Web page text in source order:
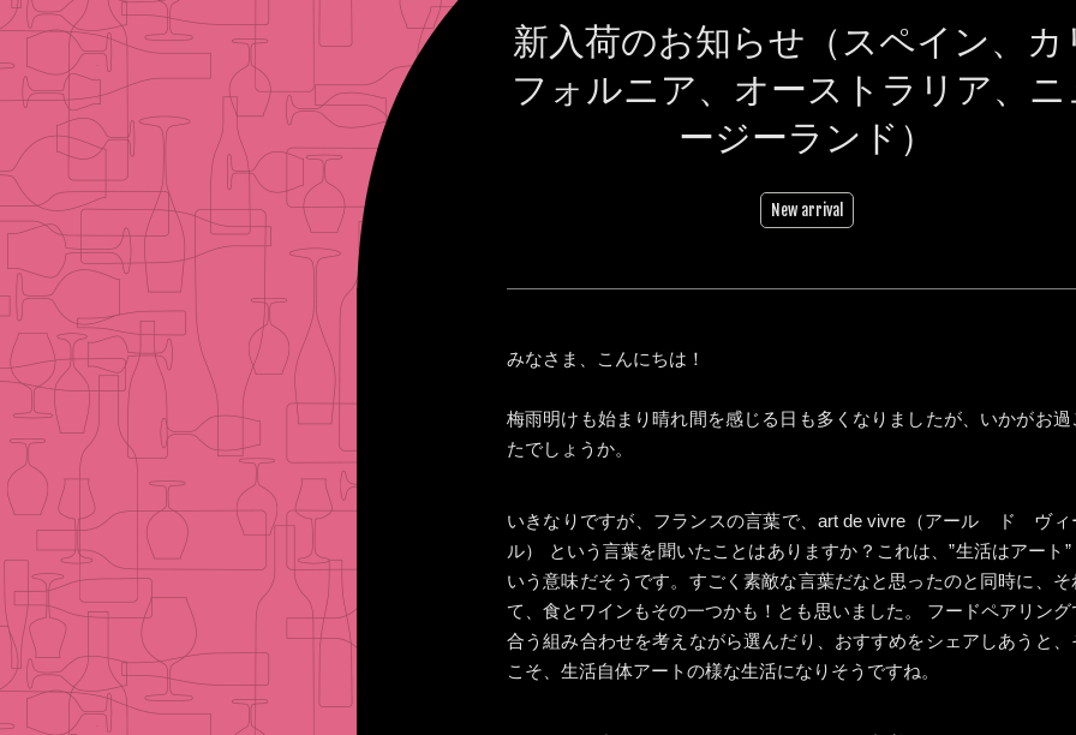
新入荷のお知らせ（スペイン、カ
フォルニア、オーストラリア、ニ
ージーランド）
New arrival
みなさま、こんにちは！
梅雨明けも始まり晴れ間を感じる日も多くなりましたが、いかがお過
たでしょうか。
いきなりですが、フランスの言葉で、art de vivre（アール ド ヴィ
ル） という言葉を聞いたことはありますか？これは、”生活はアー
いう意味だそうです。すごく素敵な言葉だなと思ったのと同時に、そ
て、食とワインもその一つかも！とも思いました。 フードペアリング
合う組み合わせを考えながら選んだり、おすすめをシェアしあうと、
こそ、生活自体アートの様な生活になりそうですね。